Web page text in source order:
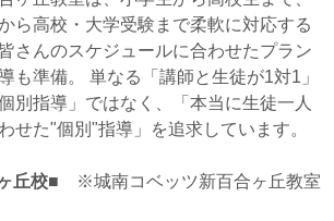
ら高校・大学受験まで柔軟に対応する
さんのスケジュールに合わせたプラン
も準備。 単なる「講師と生徒が1対1」
別指導」ではなく、「本当に生徒一人
せた"個別"指導」を追求しています。
丘校■ ※城南コベッツ新百合ヶ丘教室